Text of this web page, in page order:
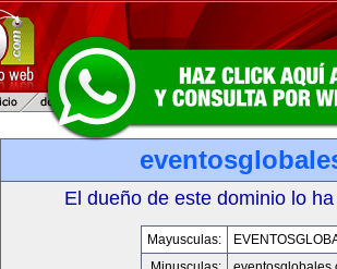
El dueño de este dominio lo
Mayusculas: